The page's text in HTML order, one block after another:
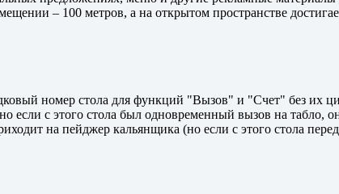
– 100 метров, а на открытом пространстве
номер стола для функций "Вызов" и "Счет" без их
с этого стола был одновременный вызов на табло,
на пейджер кальянщика (но если с этого стола